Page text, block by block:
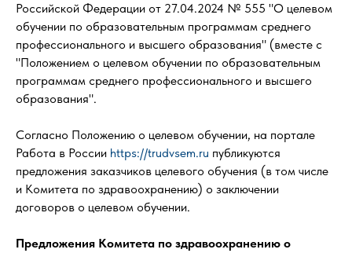
Российской Федерации от 27.04.2024 № 555 "О целевом
обучении по образовательным программам среднего
профессионального и высшего образования" (вместе с
"Положением о целевом обучении по образовательным
программам среднего профессионального и высшего
образования".
Согласно Положению о целевом обучении, на портале
Работа в России https://trudvsem.ru публикуются
предложения заказчиков целевого обучения (в том числе
и Комитета по здравоохранению) о заключении
договоров о целевом обучении.
Предложения Комитета по здравоохранению о